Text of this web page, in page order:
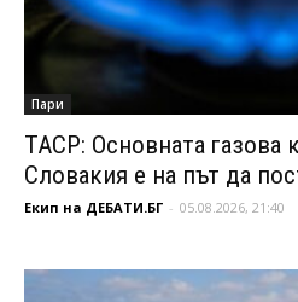
Пари
ТАСР: Основната газова
Словакия е на път да
Екип на ДЕБАТИ.БГ - 05.08.2026, 21:40